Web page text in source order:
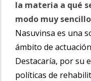
la materia a qué
modo muy
Nasuvinsa es una
ámbito de
Destacaría, por su
políticas de